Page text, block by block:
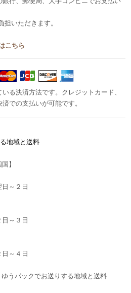
担いただきます。
こちら
る決済方法です。クレジットカード、
での支払いが可能です。
地域と送料
】
～２日
～３日
～４日
うパックでお送りする地域と送料